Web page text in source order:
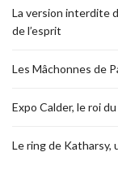
La version interdite
de l’esprit
Les Mâchonnes de
Expo Calder, le roi
Le ring de Katharsy,